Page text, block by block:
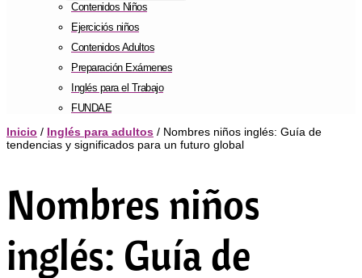
Contenidos Niños
Ejerciciós niños
Contenidos Adultos
Preparación Exámenes
Inglés para el Trabajo
FUNDAE
Inicio / Inglés para adultos / Nombres niños inglés: Guía de
tendencias y significados para un futuro global
Nombres niños
inglés: Guía de